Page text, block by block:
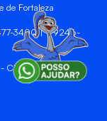
de Fortaleza
3400 | 99246-
CEP 60811-905 -